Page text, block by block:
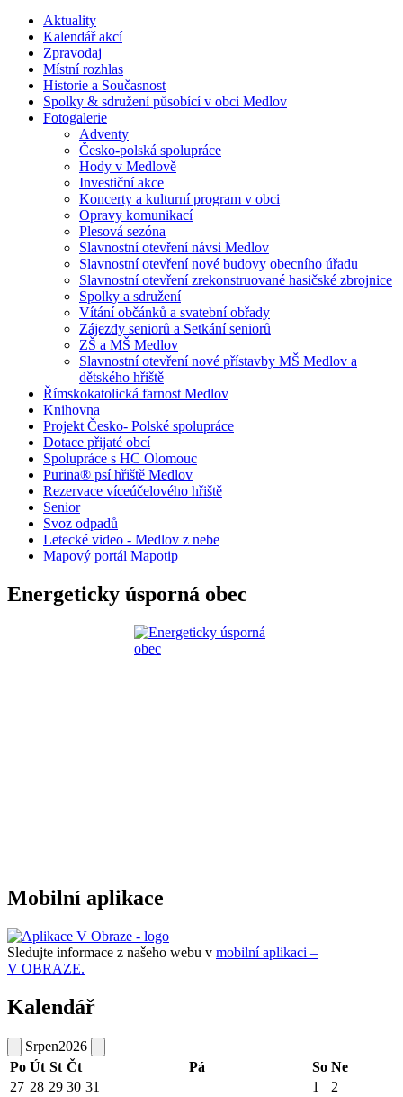
Aktuality
Kalendář akcí
Zpravodaj
Místní rozhlas
Historie a Současnost
Spolky & sdružení působící v obci Medlov
Fotogalerie
Adventy
Česko-polská spolupráce
Hody v Medlově
Investiční akce
Koncerty a kulturní program v obci
Opravy komunikací
Plesová sezóna
Slavnostní otevření návsi Medlov
Slavnostní otevření nové budovy obecního úřadu
Slavnostní otevření zrekonstruované hasičské zbrojnice
Spolky a sdružení
Vítání občánků a svatební obřady
Zájezdy seniorů a Setkání seniorů
ZŠ a MŠ Medlov
Slavnostní otevření nové přístavby MŠ Medlov a
dětského hřiště
Římskokatolická farnost Medlov
Knihovna
Projekt Česko- Polské spolupráce
Dotace přijaté obcí
Spolupráce s HC Olomouc
Purina® psí hřiště Medlov
Rezervace víceúčelového hřiště
Senior
Svoz odpadů
Letecké video - Medlov z nebe
Mapový portál Mapotip
Energeticky úsporná obec
Mobilní aplikace
Sledujte informace z našeho webu v mobilní aplikaci –
V OBRAZE.
Kalendář
Srpen2026
Po Út St Čt Pá So Ne
27 28 29 30 31 1 2